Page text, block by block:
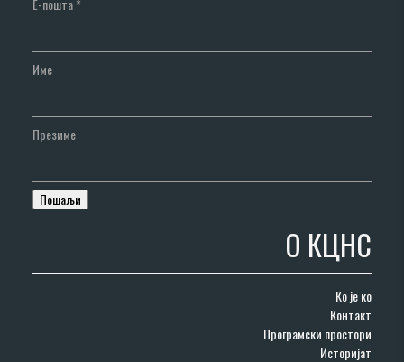
Име
Презиме
О КЦНС
Ко је ко
Контакт
Програмски простори
Историјат